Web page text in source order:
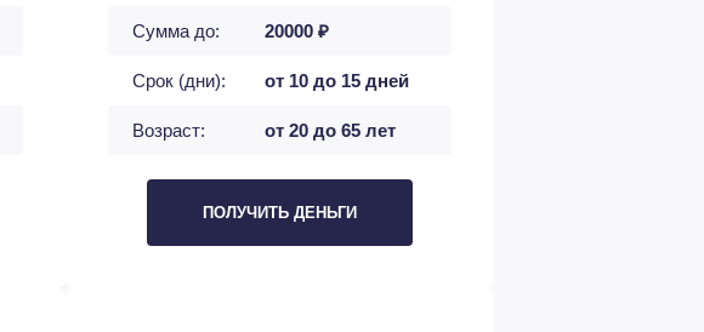
Сумма до: 20000 ₽
Срок (дни): от 10 до 15 дней
Возраст: от 20 до 65 лет
ПОЛУЧИТЬ ДЕНЬГИ